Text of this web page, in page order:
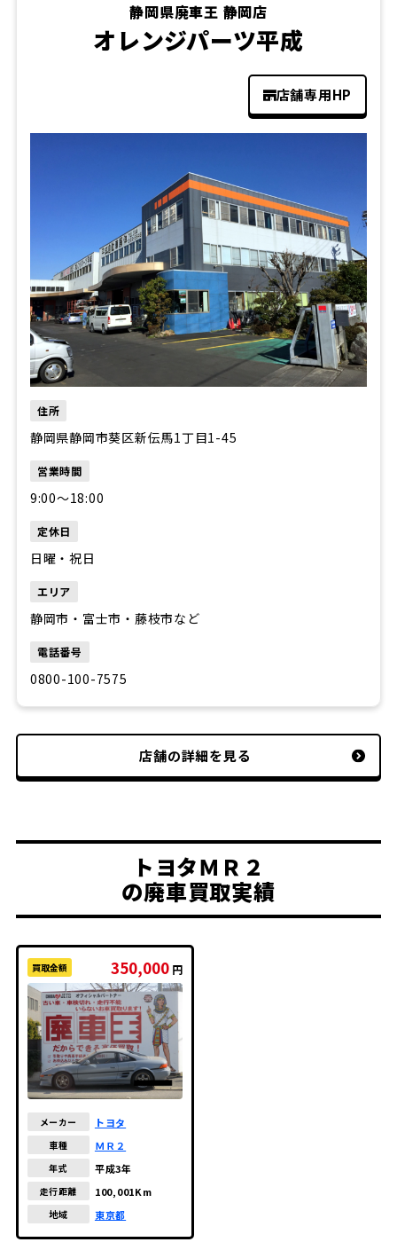
静岡県廃車王 静岡店
オレンジパーツ平成
店舗専用HP
住所
静岡県静岡市葵区新伝馬1丁目1-45
営業時間
9:00〜18:00
定休日
日曜・祝日
エリア
静岡市・富士市・藤枝市など
電話番号
0800-100-7575
店舗の詳細を見る
トヨタＭＲ２
の廃車買取実績
買取金額 350,000 円
メーカー トヨタ
車種 ＭＲ２
年式 平成3年
走行距離 100,001Km
地域 東京都